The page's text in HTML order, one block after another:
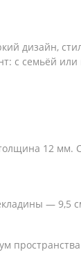
дизайн,
с семьёй или
12 мм.
— 9,5